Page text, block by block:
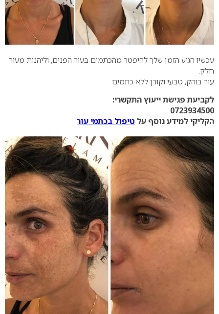
עכשיו הגיע הזמן שלך להיפטר מהכתמים בעור הפנים, וליהנות מעור
חלק.
עור בוהק, טבעי וקורן ללא כתמים
לקביעת פגישת ייעוץ התקשרי:
0723934500
הקליקי למידע נוסף על טיפול בכתמי עור